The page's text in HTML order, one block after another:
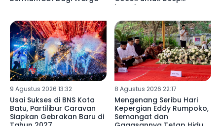
Learning
9 Agustus 2026 13:32
Usai Sukses di BNS Kota
Batu, Partilibur Caravan
Siapkan Gebrakan Baru di
8 Agustus 2026 22:17
Mengenang Seribu Hari
Kepergian Eddy Rumpoko,
Semangat dan